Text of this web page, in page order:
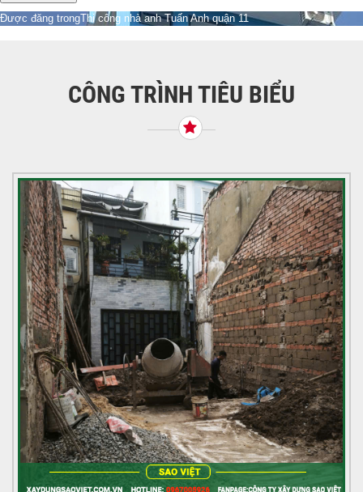
Điều
Được đăng trongThi công nhà anh Tuấn Anh quận 11
CÔNG TRÌNH TIÊU BIỂU